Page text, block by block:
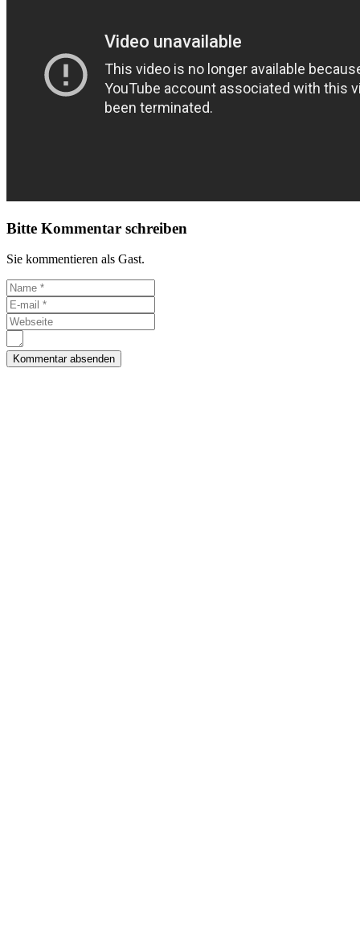
Bitte Kommentar schreiben
Sie kommentieren als Gast.